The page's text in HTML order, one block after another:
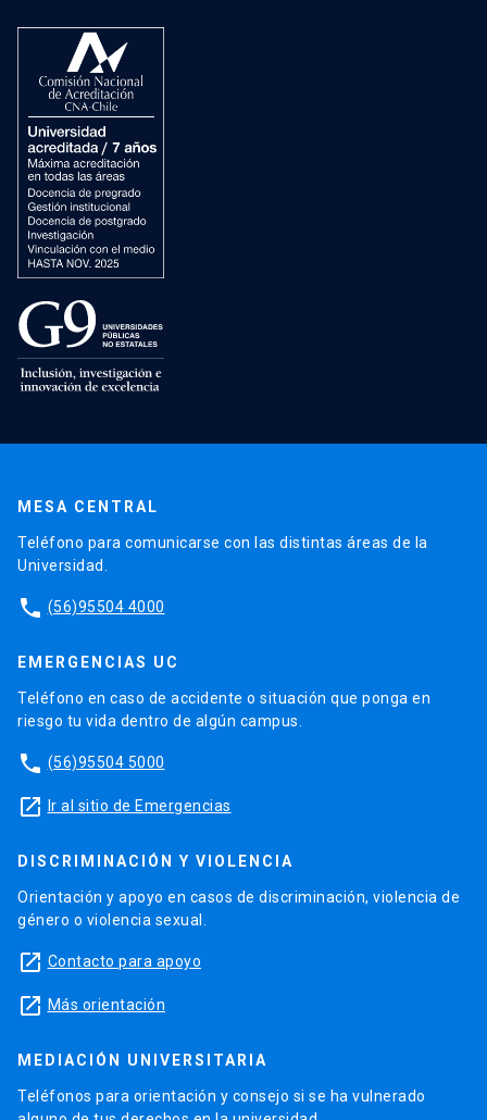
MESA CENTRAL
Teléfono para comunicarse con las distintas áreas de la
Universidad.
phone (56)95504 4000
EMERGENCIAS UC
Teléfono en caso de accidente o situación que ponga en
riesgo tu vida dentro de algún campus.
phone (56)95504 5000
launch Ir al sitio de Emergencias
DISCRIMINACIÓN Y VIOLENCIA
Orientación y apoyo en casos de discriminación, violencia de
género o violencia sexual.
launch Contacto para apoyo
launch Más orientación
MEDIACIÓN UNIVERSITARIA
Teléfonos para orientación y consejo si se ha vulnerado